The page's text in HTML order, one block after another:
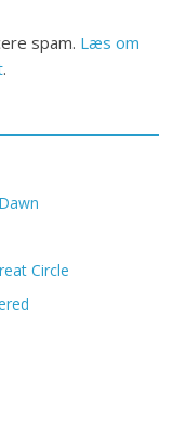
spam. Læs om
.
Circle